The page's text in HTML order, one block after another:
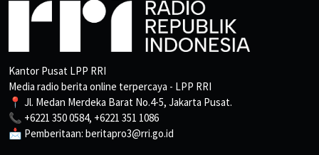
Kantor Pusat LPP RRI
Media radio berita online terpercaya - LPP RRI
📍 Jl. Medan Merdeka Barat No.4-5, Jakarta Pusat.
📞 +6221 350 0584, +6221 351 1086
📩 Pemberitaan: beritapro3@rri.go.id